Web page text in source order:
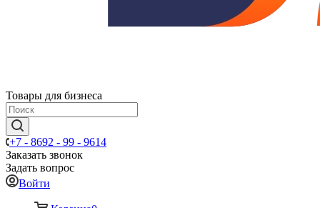
Товары для бизнеса
+7 - 8692 - 99 - 9614
Заказать звонок
Задать вопрос
Войти